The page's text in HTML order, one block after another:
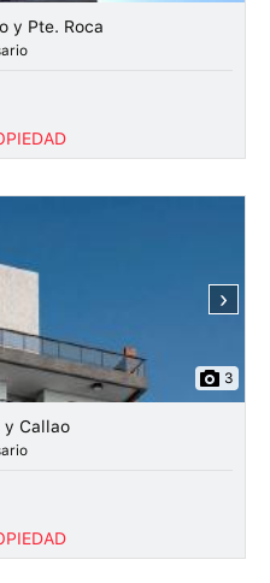
y Pte. Roca
›
3
y Callao